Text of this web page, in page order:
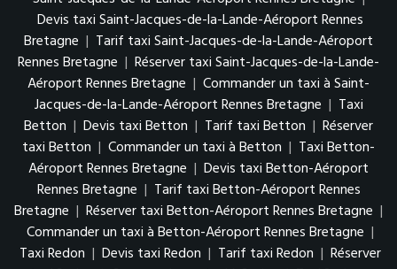
Devis taxi Saint-Jacques-de-la-Lande-Aéroport Rennes
Bretagne | Tarif taxi Saint-Jacques-de-la-Lande-Aéroport
Rennes Bretagne | Réserver taxi Saint-Jacques-de-la-Lande-
Aéroport Rennes Bretagne | Commander un taxi à Saint-
Jacques-de-la-Lande-Aéroport Rennes Bretagne | Taxi
Betton | Devis taxi Betton | Tarif taxi Betton | Réserver
taxi Betton | Commander un taxi à Betton | Taxi Betton-
Aéroport Rennes Bretagne | Devis taxi Betton-Aéroport
Rennes Bretagne | Tarif taxi Betton-Aéroport Rennes
Bretagne | Réserver taxi Betton-Aéroport Rennes Bretagne |
Commander un taxi à Betton-Aéroport Rennes Bretagne |
Taxi Redon | Devis taxi Redon | Tarif taxi Redon | Réserver